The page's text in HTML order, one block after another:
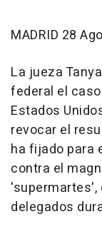
MADRID 28
La jueza
federal el
Estados
revocar el
ha fijado para
contra el
'supermartes',
delegados